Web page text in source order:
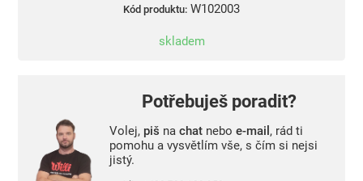
Kód produktu: W102003
skladem
Potřebuješ poradit?
Volej, piš na chatnebo e-mail , rád ti
pomohu a vysvětlím vše, s čím si nejsi
jistý.